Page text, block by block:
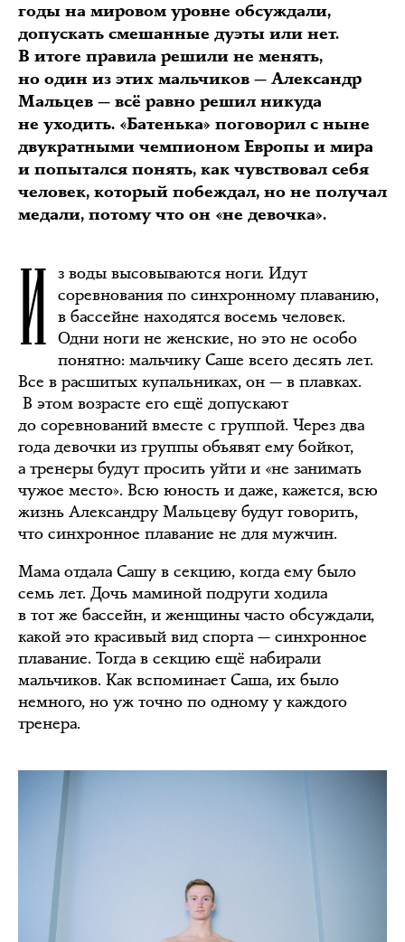
годы на мировом уровне обсуждали,
допускать смешанные дуэты или нет.
В итоге правила решили не менять,
но один из этих мальчиков — Александр
Мальцев — всё равно решил никуда
не уходить. «Батенька» поговорил с ныне
двукратными чемпионом Европы и мира
и попытался понять, как чувствовал себя
человек, который побеждал, но не получал
медали, потому что он «не девочка».
И з воды высовываются ноги. Идут
соревнования по синхронному плаванию,
в бассейне находятся восемь человек.
Одни ноги не женские, но это не особо
понятно: мальчику Саше всего десять лет.
Все в расшитых купальниках, он — в плавках.
В этом возрасте его ещё допускают
до соревнований вместе с группой. Через два
года девочки из группы объявят ему бойкот,
а тренеры будут просить уйти и «не занимать
чужое место». Всю юность и даже, кажется, всю
жизнь Александру Мальцеву будут говорить,
что синхронное плавание не для мужчин.
Мама отдала Сашу в секцию, когда ему было
семь лет. Дочь маминой подруги ходила
в тот же бассейн, и женщины часто обсуждали,
какой это красивый вид спорта — синхронное
плавание. Тогда в секцию ещё набирали
мальчиков. Как вспоминает Саша, их было
немного, но уж точно по одному у каждого
тренера.